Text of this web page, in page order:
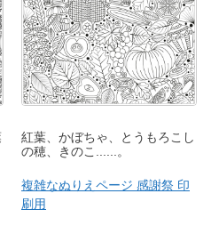
紅葉、かぼちゃ、とうもろこし
の穂、きのこ......。
複雑なぬりえページ 感謝祭 印
刷用